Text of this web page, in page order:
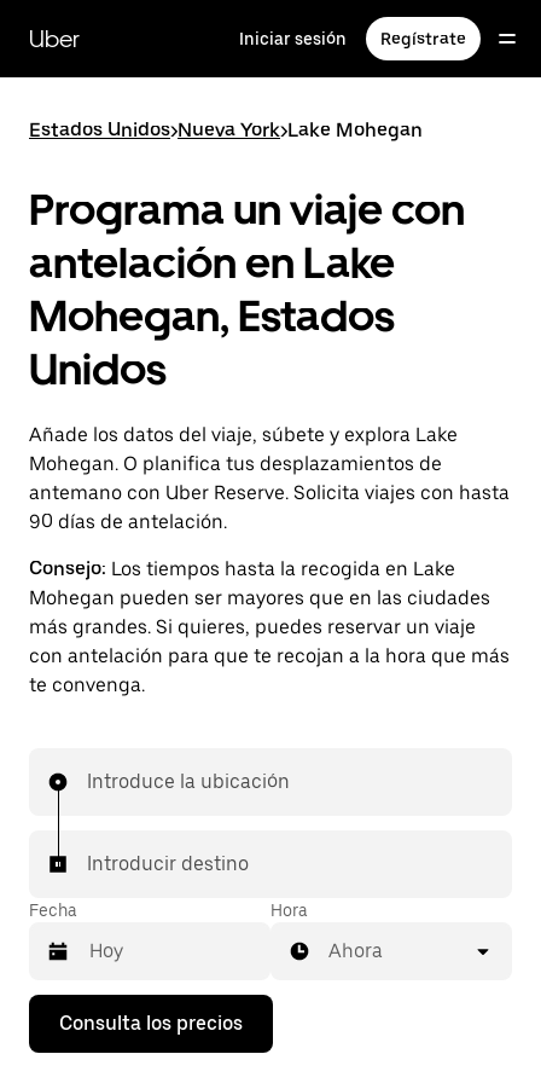
contenido
principal
Uber Iniciar sesión Regístrate
Estados Unidos>Nueva York>Lake Mohegan
Programa un viaje con
antelación en Lake
Mohegan, Estados
Unidos
Añade los datos del viaje, súbete y explora Lake
Mohegan. O planifica tus desplazamientos de
antemano con Uber Reserve. Solicita viajes con hasta
90 días de antelación.
Consejo: Los tiempos hasta la recogida en Lake
Mohegan pueden ser mayores que en las ciudades
más grandes. Si quieres, puedes reservar un viaje
con antelación para que te recojan a la hora que más
te convenga.
Introduce la ubicación
Introducir destino
Fecha
Pulsa
flecha
Hora
Ahora
Consulta los precios